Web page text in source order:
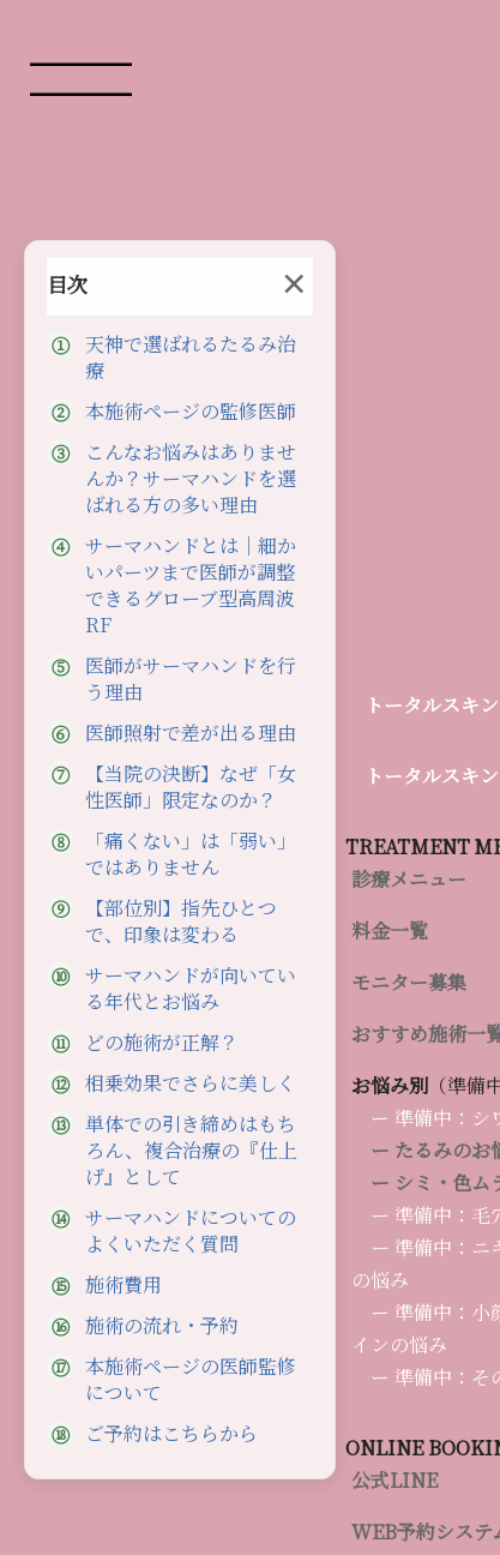
福岡天神の美容外科・美容皮膚科｜トータルスキン
サーマハンド ― 医師の指先で造形するRF｜トータルス
天神
様にご来
目次 ×
天神で選ばれるたるみ治
療
本施術ページの監修医師
こんなお悩みはありませ
んか？サーマハンドを選
ばれる方の多い理由
サーマハンドとは｜細か
いパーツまで医師が調整
できるグローブ型高周波
RF
医師がサーマハンドを行
う理由
医師照射で差が出る理由
【当院の決断】なぜ「女
性医師」限定なのか？
「痛くない」は「弱い」
ではありません
【部位別】指先ひとつ
で、印象は変わる
サーマハンドが向いてい
る年代とお悩み
どの施術が正解？
相乗効果でさらに美しく
単体での引き締めはもち
ろん、複合治療の『仕上
げ』として
サーマハンドについての
よくいただく質問
施術費用
施術の流れ・予約
本施術ページの医師監修
について
ご予約はこちらから
トータルスキ
ン
ク
トータルスキ
プ
リ
ク
TREATMENT
診療メニュー
料金一覧
モニター募集
おすすめ施術一
お悩み別（準備中
ー 準備中：シ
ー たるみのお
ー シミ・色ム
ー 準備中：毛
ー 準備中：ニ
の悩み
ー 準備中：小
インの悩み
ー 準備中：そ
ONLINE
公式LINE
WEB予約システ